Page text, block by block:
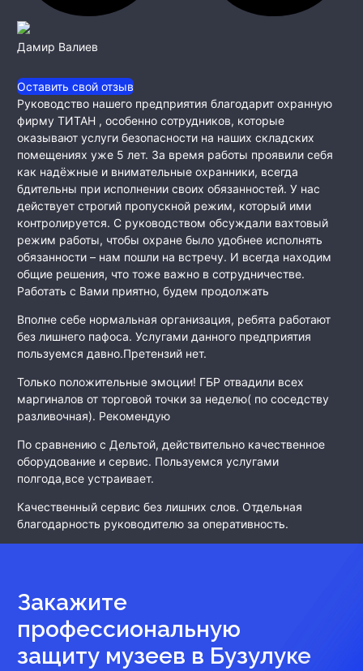
Дамир Валиев
Оставить свой отзыв
Руководство нашего предприятия благодарит охранную
фирму ТИТАН , особенно сотрудников, которые
оказывают услуги безопасности на наших складских
помещениях уже 5 лет. За время работы проявили себя
как надёжные и внимательные охранники, всегда
бдительны при исполнении своих обязанностей. У нас
действует строгий пропускной режим, который ими
контролируется. С руководством обсуждали вахтовый
режим работы, чтобы охране было удобнее исполнять
обязанности – нам пошли на встречу. И всегда находим
общие решения, что тоже важно в сотрудничестве.
Работать с Вами приятно, будем продолжать
Вполне себе нормальная организация, ребята работают
без лишнего пафоса. Услугами данного предприятия
пользуемся давно.Претензий нет.
Только положительные эмоции! ГБР отвадили всех
маргиналов от торговой точки за неделю( по соседству
разливочная). Рекомендую
По сравнению с Дельтой, действительно качественное
оборудование и сервис. Пользуемся услугами
полгода,все устраивает.
Качественный сервис без лишних слов. Отдельная
благодарность руководителю за оперативность.
Закажите
профессиональную
защиту музеев в Бузулуке